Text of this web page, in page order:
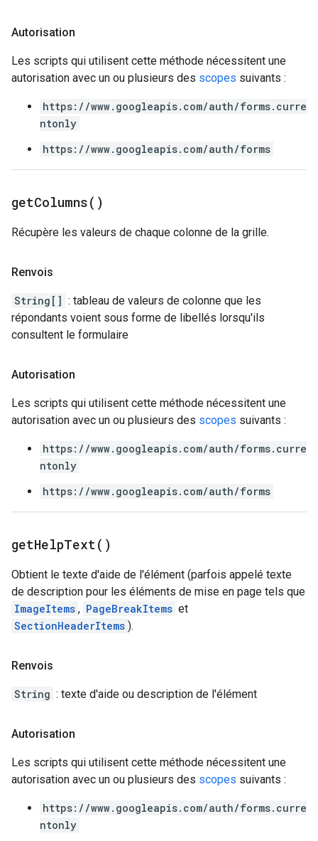
Autorisation
Les scripts qui utilisent cette méthode nécessitent une
autorisation avec un ou plusieurs des scopes suivants :
https://www.googleapis.com/auth/forms.curre
ntonly
https://www.googleapis.com/auth/forms
getColumns( )
Récupère les valeurs de chaque colonne de la grille.
Renvois
String[] : tableau de valeurs de colonne que les
répondants voient sous forme de libellés lorsqu'ils
consultent le formulaire
Autorisation
Les scripts qui utilisent cette méthode nécessitent une
autorisation avec un ou plusieurs des scopes suivants :
https://www.googleapis.com/auth/forms.curre
ntonly
https://www.googleapis.com/auth/forms
getHelpText( )
Obtient le texte d'aide de l'élément (parfois appelé texte
de description pour les éléments de mise en page tels que
ImageItems , PageBreakItems et
SectionHeaderItems ).
Renvois
String : texte d'aide ou description de l'élément
Autorisation
Les scripts qui utilisent cette méthode nécessitent une
autorisation avec un ou plusieurs des scopes suivants :
https://www.googleapis.com/auth/forms.curre
ntonly